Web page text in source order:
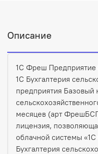
Описание
1С Фреш Предприятие
1С Бухгалтерия
предприятия Базовый
месяцев (арт
лицензия,
облачной системы
Бухгалтерия